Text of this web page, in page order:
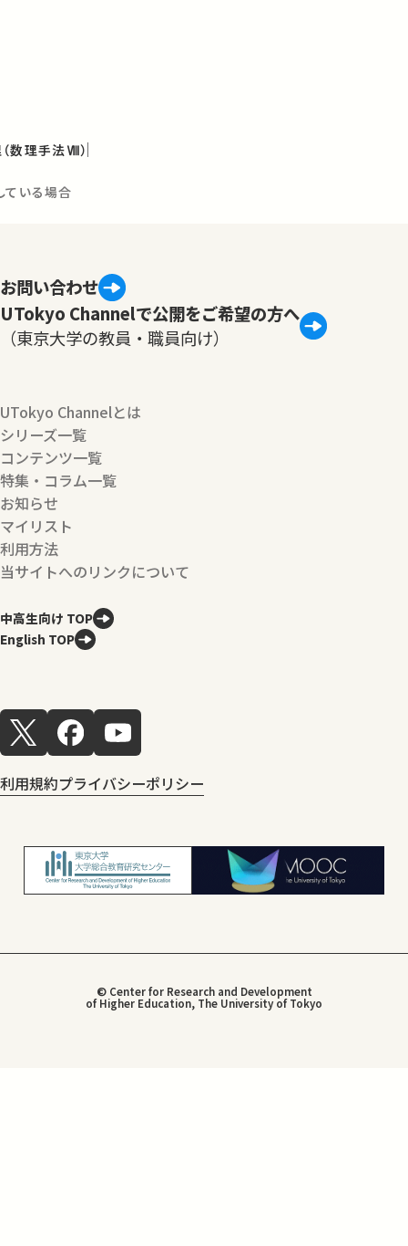
数理手法Ⅷ）
いる場合
お問い合わせ
UTokyo Channelで公開をご希望の方へ
（東京大学の教員・職員向け）
UTokyo Channelとは
シリーズ一覧
コンテンツ一覧
特集・コラム一覧
お知らせ
マイリスト
利用方法
当サイトへのリンクについて
中高生向け TOP
English TOP
利用規約プライバシーポリシー
© Center for Research and Development
of Higher Education, The University of Tokyo